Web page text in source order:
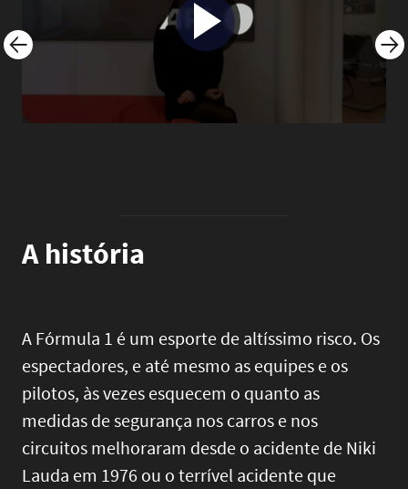
A história
A Fórmula 1 é um esporte de altíssimo risco. Os
espectadores, e até mesmo as equipes e os
pilotos, às vezes esquecem o quanto as
medidas de segurança nos carros e nos
circuitos melhoraram desde o acidente de Niki
Lauda em 1976 ou o terrível acidente que